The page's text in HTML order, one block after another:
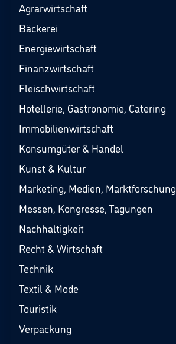
Agrarwirtschaft
Bäckerei
Energiewirtschaft
Finanzwirtschaft
Fleischwirtschaft
Hotellerie, Gastronomie, Catering
Immobilienwirtschaft
Konsumgüter & Handel
Kunst & Kultur
Marketing, Medien, Marktforschung
Messen, Kongresse, Tagungen
Nachhaltigkeit
Recht & Wirtschaft
Technik
Textil & Mode
Touristik
Verpackung